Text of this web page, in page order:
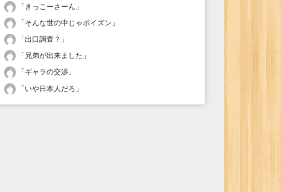
「 きっこーさーん 」
「そんな世の中じゃポイズン 」
「出口調査？ 」
「 兄弟が出来ました 」
「ギャラの交渉 」
「いや日本人だろ 」